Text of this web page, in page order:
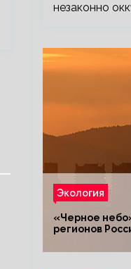
незаконно
Экология
«Черное
регионов